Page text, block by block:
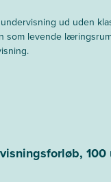
ud uden
som levende